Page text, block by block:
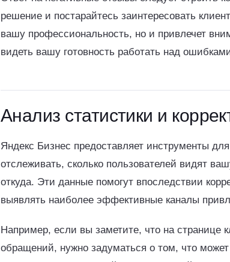
решение и постарайтесь заинтересовать
вашу профессиональность, но и привлечет
видеть вашу готовность работать над
Анализ статистики и
Яндекс Бизнес предоставляет инструменты
отслеживать, сколько пользователей видят
откуда. Эти данные помогут впоследствии
выявлять наиболее эффективные каналы
Например, если вы заметите, что на странице
обращений, нужно задуматься о том, что